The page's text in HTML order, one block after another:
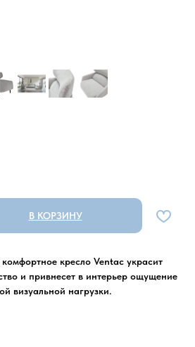
В КОРЗИНУ
кресло Ventaс украсит
и привнесет в интерьер ощущение
визуальной нагрузки.